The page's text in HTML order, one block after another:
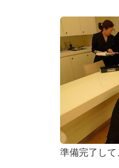
準備完了し